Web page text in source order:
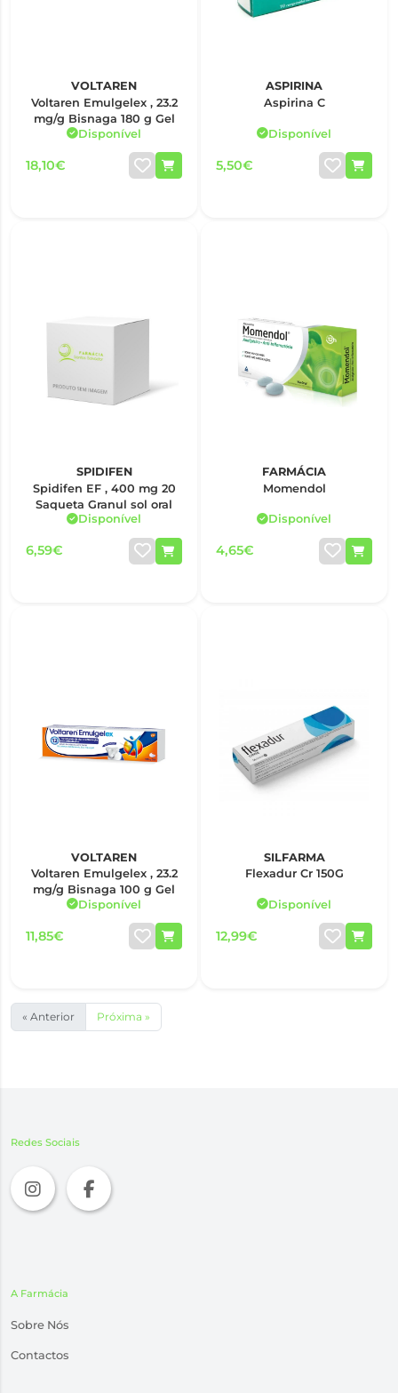
VOLTAREN
Voltaren Emulgelex , 23.2
mg/g Bisnaga 180 g Gel
Disponível
18,10€
ASPIRINA
Aspirina C
Disponível
5,50€
SPIDIFEN
Spidifen EF , 400 mg 20
Saqueta Granul sol oral
Disponível
6,59€
FARMÁCIA
Momendol
Disponível
4,65€
VOLTAREN
Voltaren Emulgelex , 23.2
mg/g Bisnaga 100 g Gel
Disponível
11,85€
SILFARMA
Flexadur Cr 150G
Disponível
12,99€
« Anterior Próxima »
Redes Sociais
A Farmácia
Sobre Nós
Contactos